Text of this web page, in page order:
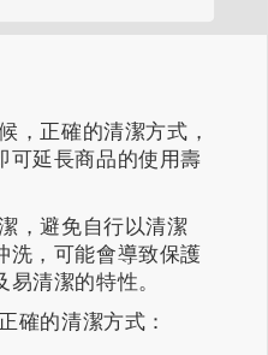
，正確的清潔方式，
可延長商品的使用壽
，避免自行以清潔
洗，可能會導致保護
清潔的特性。
確的清潔方式：